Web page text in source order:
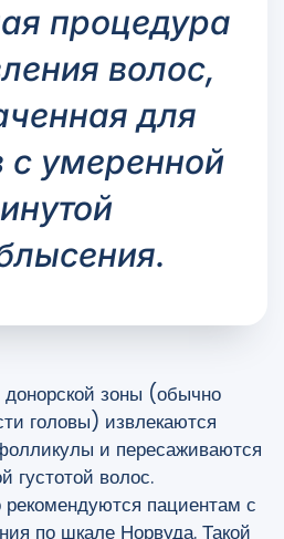
процедура
волос,
для
с умеренной
зоны (обычно
головы) извлекаются
и пересаживаются
густотой волос.
пациентам с
по шкале Норвуда. Такой